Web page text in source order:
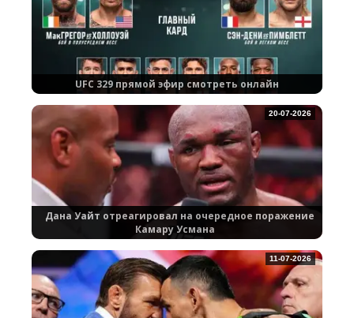
UFC 329 прямой эфир смотреть онлайн
Дана Уайт отреагировал на очередное поражение
Камару Усмана
20-07-2026
11-07-2026